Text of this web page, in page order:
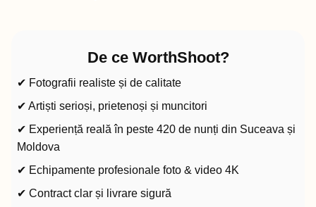
De ce WorthShoot?
✔ Fotografii realiste și de calitate
✔ Artiști serioși, prietenoși și muncitori
✔ Experiență reală în peste 420 de nunți din Suceava și
Moldova
✔ Echipamente profesionale foto & video 4K
✔ Contract clar și livrare sigură